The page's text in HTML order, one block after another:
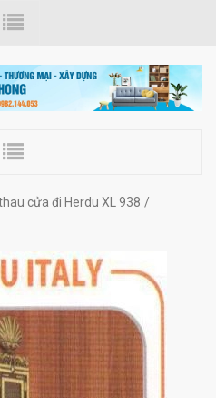
cửa đi Herdu XL 938